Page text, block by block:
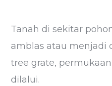
Tanah di sekitar
amblas atau menjadi
tree grate,
dilalui.